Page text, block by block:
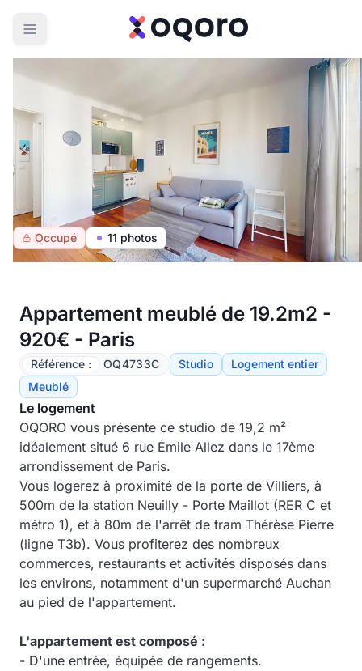
Occupé 11 photos
Appartement meublé de 19.2m2 -
920€ - Paris
Référence : OQ4733C Studio
Logement entier
Meublé
Le logement
OQORO vous présente ce studio de 19,2 m²
idéalement situé 6 rue Émile Allez dans le 17ème
arrondissement de Paris.
Vous logerez à proximité de la porte de Villiers, à
500m de la station Neuilly - Porte Maillot (RER C et
métro 1), et à 80m de l'arrêt de tram Thérèse Pierre
(ligne T3b). Vous profiterez des nombreux
commerces, restaurants et activités disposés dans
les environs, notamment d'un supermarché Auchan
au pied de l'appartement.
L'appartement est composé :
- D'une entrée, équipée de rangements.